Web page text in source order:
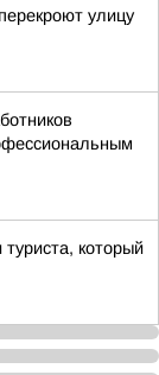
улицу
который